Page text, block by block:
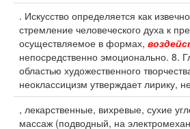
. Искусство определяется как
стремление человеческого духа к
осуществляемое в формах,
непосредственно эмоционально. 8.
областью художественного
неоклассицизм утверждает лирику,
, лекарственные, вихревые, сухие
массаж (подводный, на